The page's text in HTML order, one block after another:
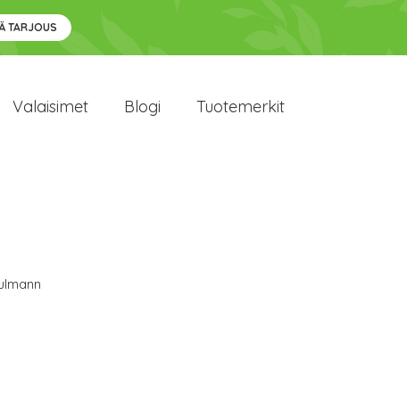
TARJOUS
Valaisimet Blogi Tuotemerkit